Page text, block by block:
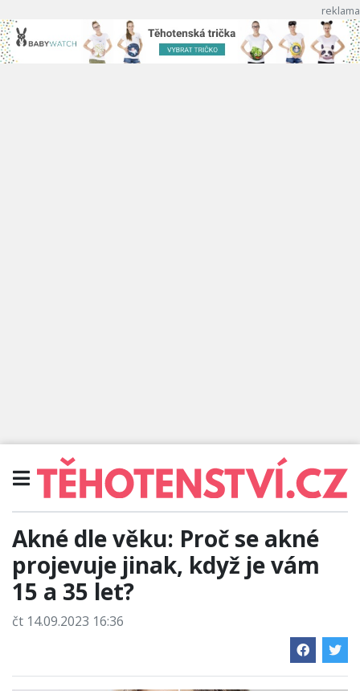
Akné dle věku: Proč se akné
projevuje jinak, když je vám
15 a 35 let?
čt 14.09.2023 16:36